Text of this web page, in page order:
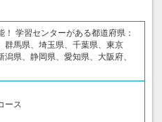
！ 学習センターがある都道府県：
群馬県、埼玉県、千葉県、東京
潟県、静岡県、愛知県、大阪府、
ース